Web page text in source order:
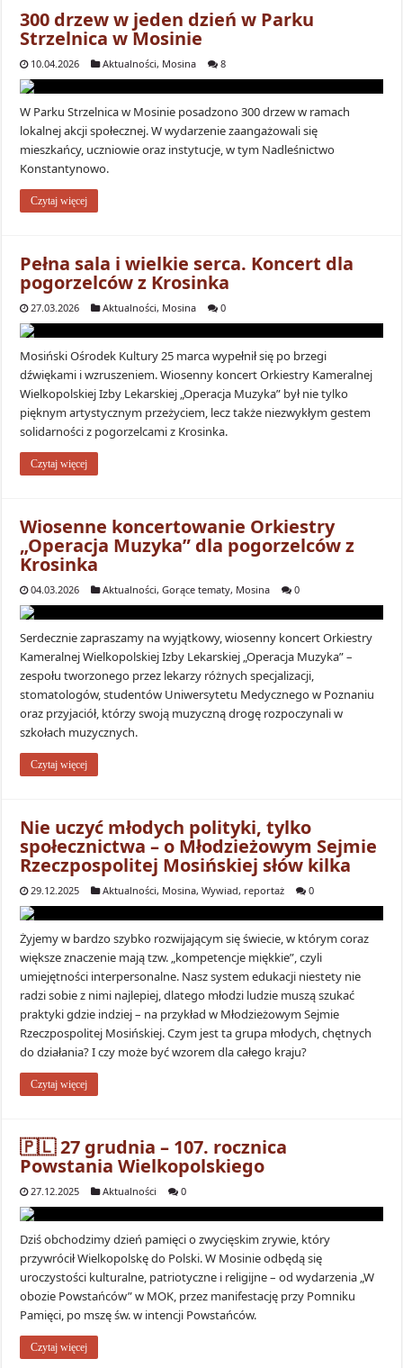
300 drzew w jeden dzień w Parku
Strzelnica w Mosinie
10.04.2026 Aktualności, Mosina 8
W Parku Strzelnica w Mosinie posadzono 300 drzew w ramach
lokalnej akcji społecznej. W wydarzenie zaangażowali się
mieszkańcy, uczniowie oraz instytucje, w tym Nadleśnictwo
Konstantynowo.
Czytaj więcej
Pełna sala i wielkie serca. Koncert dla
pogorzelców z Krosinka
27.03.2026 Aktualności, Mosina 0
Mosiński Ośrodek Kultury 25 marca wypełnił się po brzegi
dźwiękami i wzruszeniem. Wiosenny koncert Orkiestry Kameralnej
Wielkopolskiej Izby Lekarskiej „Operacja Muzyka” był nie tylko
pięknym artystycznym przeżyciem, lecz także niezwykłym gestem
solidarności z pogorzelcami z Krosinka.
Czytaj więcej
Wiosenne koncertowanie Orkiestry
„Operacja Muzyka” dla pogorzelców z
Krosinka
04.03.2026 Aktualności,Gorące tematy, Mosina 0
Serdecznie zapraszamy na wyjątkowy, wiosenny koncert Orkiestry
Kameralnej Wielkopolskiej Izby Lekarskiej „Operacja Muzyka” –
zespołu tworzonego przez lekarzy różnych specjalizacji,
stomatologów, studentów Uniwersytetu Medycznego w Poznaniu
oraz przyjaciół, którzy swoją muzyczną drogę rozpoczynali w
szkołach muzycznych.
Czytaj więcej
Nie uczyć młodych polityki, tylko
społecznictwa – o Młodzieżowym Sejmie
Rzeczpospolitej Mosińskiej słów kilka
29.12.2025 Aktualności, Mosina,Wywiad, reportaż 0
Żyjemy w bardzo szybko rozwijającym się świecie, w którym coraz
większe znaczenie mają tzw. „kompetencje miękkie”, czyli
umiejętności interpersonalne. Nasz system edukacji niestety nie
radzi sobie z nimi najlepiej, dlatego młodzi ludzie muszą szukać
praktyki gdzie indziej – na przykład w Młodzieżowym Sejmie
Rzeczpospolitej Mosińskiej. Czym jest ta grupa młodych, chętnych
do działania? I czy może być wzorem dla całego kraju?
Czytaj więcej
🇵🇱 27 grudnia – 107. rocznica
Powstania Wielkopolskiego
27.12.2025 Aktualności 0
Dziś obchodzimy dzień pamięci o zwycięskim zrywie, który
przywrócił Wielkopolskę do Polski. W Mosinie odbędą się
uroczystości kulturalne, patriotyczne i religijne – od wydarzenia „W
obozie Powstańców” w MOK, przez manifestację przy Pomniku
Pamięci, po mszę św. w intencji Powstańców.
Czytaj więcej